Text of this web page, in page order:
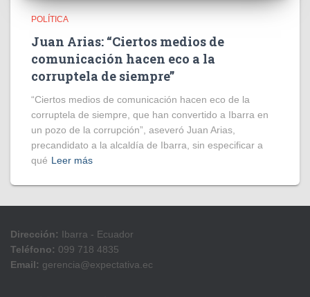
POLÍTICA
Juan Arias: “Ciertos medios de
comunicación hacen eco a la
corruptela de siempre”
“Ciertos medios de comunicación hacen eco de la
corruptela de siempre, que han convertido a Ibarra en
un pozo de la corrupción”, aseveró Juan Arias,
precandidato a la alcaldía de Ibarra, sin especificar a
qué Leer más
Dirección: Ibarra - Ecuador
Teléfono: 099 718 4835
Email: gerencia@expectativa.ec